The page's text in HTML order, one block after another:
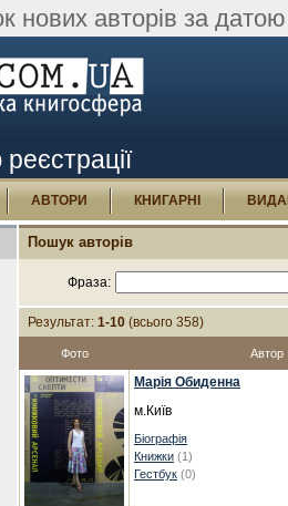
нових авторів за
АВТОРИ КНИГАРНІ
Пошук авторів
Фраза:
Результат: 1-10 (всього 358)
Фото Автор
Марія Обиденна
м.Київ
Біографія
Книжки (1)
Гестбук (0)